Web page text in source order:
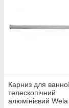
Карниз для
телескопічний
алюмінієвий